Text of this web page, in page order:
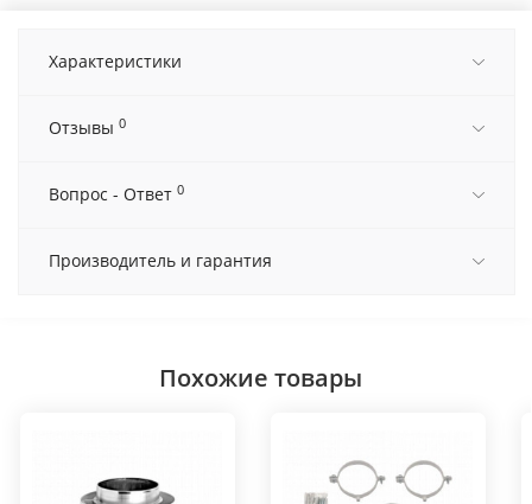
Характеристики
Отзывы 0
Вопрос - Ответ 0
Производитель и гарантия
Похожие товары